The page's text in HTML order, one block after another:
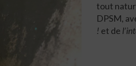
tout
DPSM,
! et de